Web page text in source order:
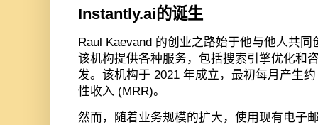
Instantly.ai的诞生
Raul Kaevand 的创业之路始于他与他人共
该机构提供各种服务，包括搜索引擎优化和
发。 该机构于 2021 年成立，最初每月产生约
性收入 (MRR)。
然而，随着业务规模的扩大，使用现有电子